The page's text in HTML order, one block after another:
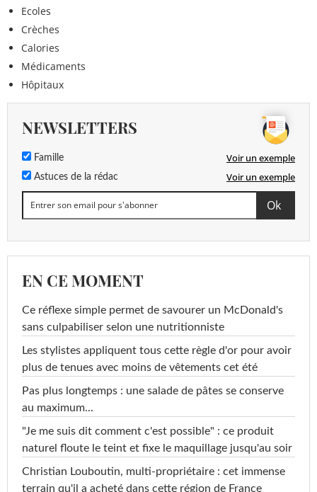
Ecoles
Crèches
Calories
Médicaments
Hôpitaux
NEWSLETTERS
Famille Voir un exemple
Astuces de la rédac Voir un exemple
EN CE MOMENT
Ce réflexe simple permet de savourer un McDonald's
sans culpabiliser selon une nutritionniste
Les stylistes appliquent tous cette règle d'or pour avoir
plus de tenues avec moins de vêtements cet été
Pas plus longtemps : une salade de pâtes se conserve
au maximum...
"Je me suis dit comment c'est possible" : ce produit
naturel floute le teint et fixe le maquillage jusqu'au soir
Christian Louboutin, multi-propriétaire : cet immense
terrain qu'il a acheté dans cette région de France